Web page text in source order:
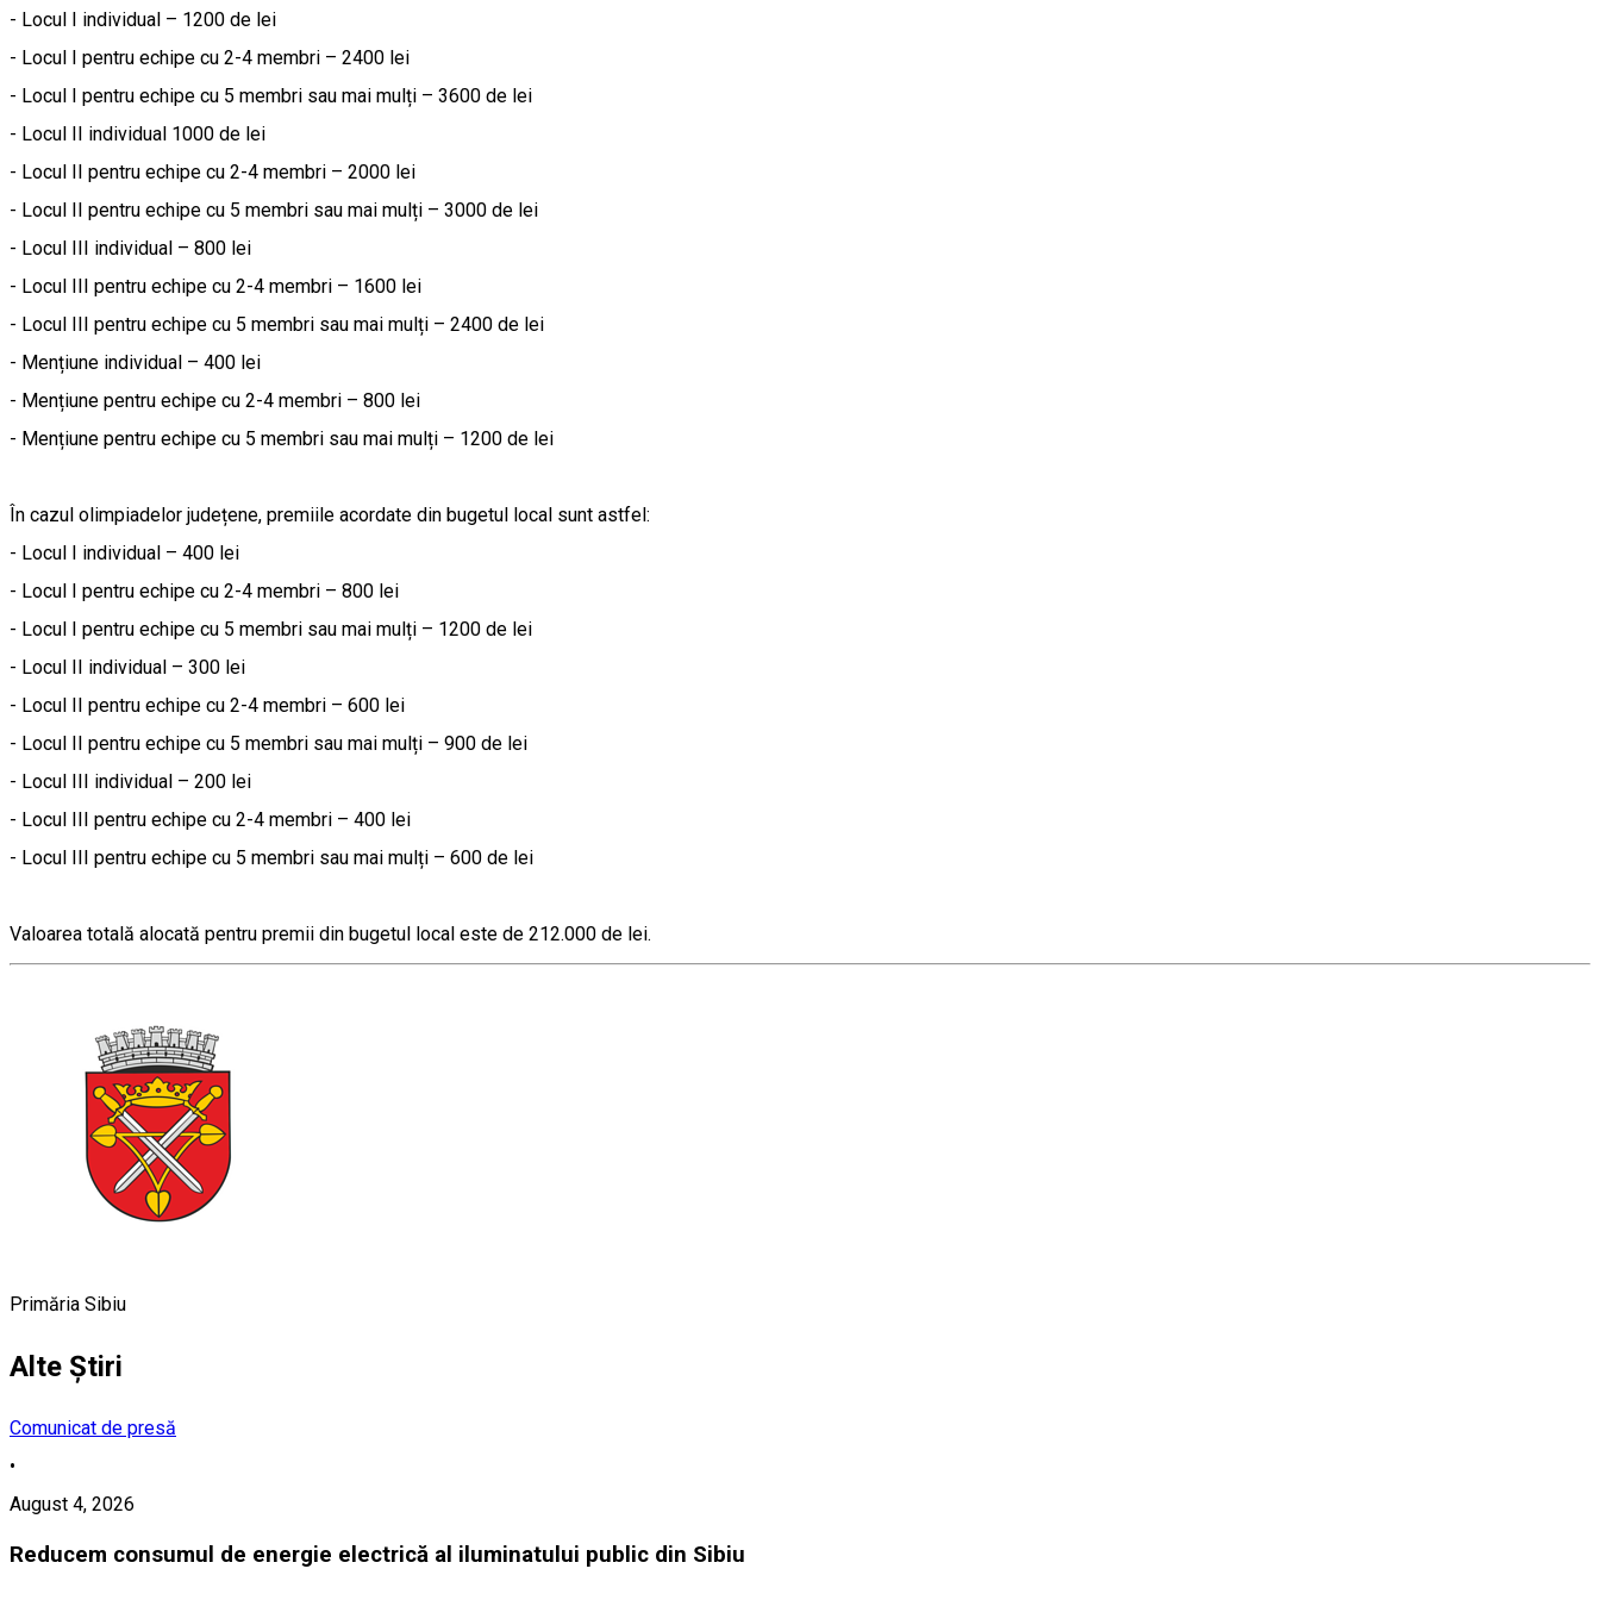
- Locul I individual – 1200 de lei
- Locul I pentru echipe cu 2-4 membri – 2400 lei
- Locul I pentru echipe cu 5 membri sau mai mulți – 3600 de lei
- Locul II individual 1000 de lei
- Locul II pentru echipe cu 2-4 membri – 2000 lei
- Locul II pentru echipe cu 5 membri sau mai mulți – 3000 de lei
- Locul III individual – 800 lei
- Locul III pentru echipe cu 2-4 membri – 1600 lei
- Locul III pentru echipe cu 5 membri sau mai mulți – 2400 de lei
- Mențiune individual – 400 lei
- Mențiune pentru echipe cu 2-4 membri – 800 lei
- Mențiune pentru echipe cu 5 membri sau mai mulți – 1200 de lei
În cazul olimpiadelor județene, premiile acordate din bugetul local sunt astfel:
- Locul I individual – 400 lei
- Locul I pentru echipe cu 2-4 membri – 800 lei
- Locul I pentru echipe cu 5 membri sau mai mulți – 1200 de lei
- Locul II individual – 300 lei
- Locul II pentru echipe cu 2-4 membri – 600 lei
- Locul II pentru echipe cu 5 membri sau mai mulți – 900 de lei
- Locul III individual – 200 lei
- Locul III pentru echipe cu 2-4 membri – 400 lei
- Locul III pentru echipe cu 5 membri sau mai mulți – 600 de lei
Valoarea totală alocată pentru premii din bugetul local este de 212.000 de lei.
Primăria Sibiu
Alte Știri
Comunicat de presă
•
August 4, 2026
Reducem consumul de energie electrică al iluminatului public din Sibiu